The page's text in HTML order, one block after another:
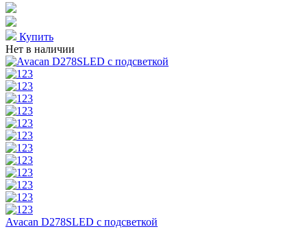
Купить
Нет в наличии
Avacan D278SLED с подсветкой